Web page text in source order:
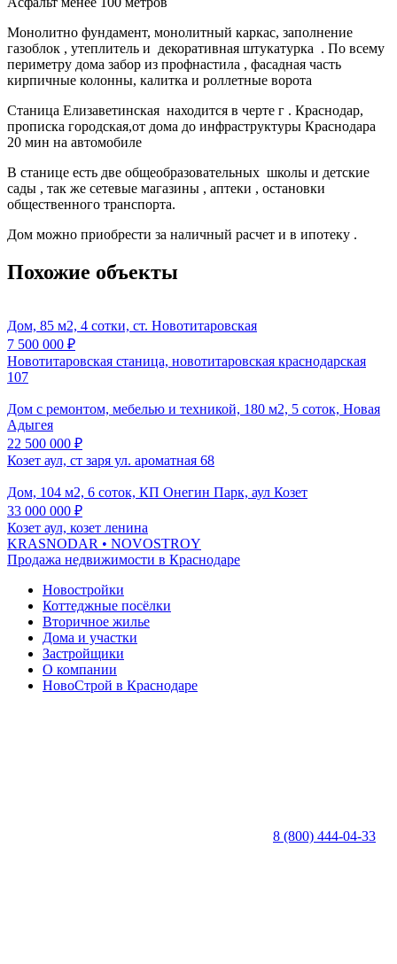
Монолитно фундамент, монолитный каркас, заполнение
газоблок , утеплитель и декоративная штукатурка . По всему
периметру дома забор из профнастила , фасадная часть
кирпичные колонны, калитка и роллетные ворота
Станица Елизаветинская находится в черте г . Краснодар,
прописка городская,от дома до инфраструктуры Краснодара
20 мин на автомобиле
В станице есть две общеобразовательных школы и детские
сады , так же сетевые магазины , аптеки , остановки
общественного транспорта.
Дом можно приобрести за наличный расчет и в ипотеку .
Похожие объекты
Дом, 85 м2, 4 сотки, ст. Новотитаровская
7 500 000 ₽
Новотитаровская станица, новотитаровская краснодарская
107
Дом с ремонтом, мебелью и техникой, 180 м2, 5 соток, Новая
Адыгея
22 500 000 ₽
Козет аул, ст заря ул. ароматная 68
Дом, 104 м2, 6 соток, КП Онегин Парк, аул Козет
33 000 000 ₽
Козет аул, козет ленина
KRASNODAR • NOVOSTROY
Продажа недвижимости в Краснодаре
Новостройки
Коттеджные посёлки
Вторичное жилье
Дома и участки
Застройщики
О компании
НовоСтрой в Краснодаре
8 (800) 444-04-33